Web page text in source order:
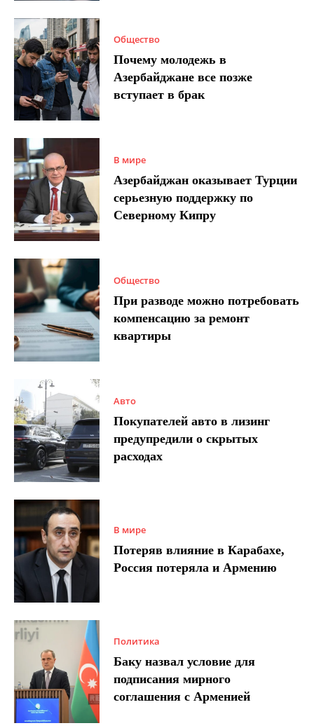
Общество
Почему молодежь в
Азербайджане все позже
вступает в брак
В мире
Азербайджан оказывает Турции
серьезную поддержку по
Северному Кипру
Общество
При разводе можно потребовать
компенсацию за ремонт
квартиры
Авто
Покупателей авто в лизинг
предупредили о скрытых
расходах
В мире
Потеряв влияние в Карабахе,
Россия потеряла и Армению
Политика
Баку назвал условие для
подписания мирного
соглашения с Арменией